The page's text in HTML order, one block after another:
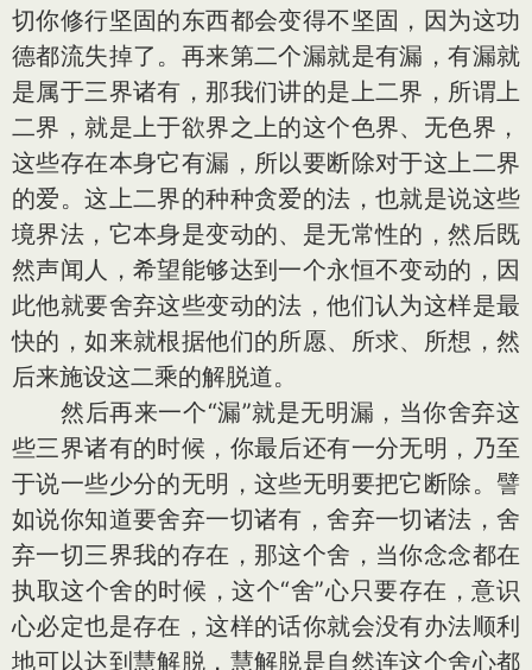
切你修行坚固的东西都会变得不坚固，因为这功
德都流失掉了。再来第二个漏就是有漏，有漏就
是属于三界诸有，那我们讲的是上二界，所谓上
二界，就是上于欲界之上的这个色界、无色界，
这些存在本身它有漏，所以要断除对于这上二界
的爱。这上二界的种种贪爱的法，也就是说这些
境界法，它本身是变动的、是无常性的，然后既
然声闻人，希望能够达到一个永恒不变动的，因
此他就要舍弃这些变动的法，他们认为这样是最
快的，如来就根据他们的所愿、所求、所想，然
后来施设这二乘的解脱道。
然后再来一个“漏”就是无明漏，当你舍弃这
些三界诸有的时候，你最后还有一分无明，乃至
于说一些少分的无明，这些无明要把它断除。譬
如说你知道要舍弃一切诸有，舍弃一切诸法，舍
弃一切三界我的存在，那这个舍，当你念念都在
执取这个舍的时候，这个“舍”心只要存在，意识
心必定也是存在，这样的话你就会没有办法顺利
地可以达到慧解脱，慧解脱是自然连这个舍心都